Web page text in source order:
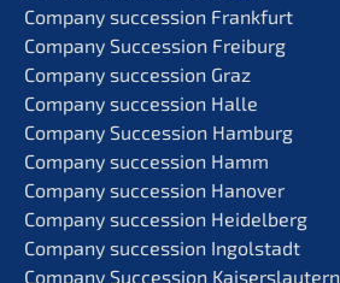
Compa­ny succes­si­on Frankfurt
Compa­ny Succes­si­on Freiburg
Compa­ny succes­si­on Graz
Compa­ny succes­si­on Halle
Compa­ny Succes­si­on Hamburg
Compa­ny succes­si­on Hamm
Compa­ny succes­si­on Hanover
Compa­ny succes­si­on Heidelberg
Compa­ny succes­si­on Ingolstadt
Compa­ny Succes­si­on Kaiserslautern